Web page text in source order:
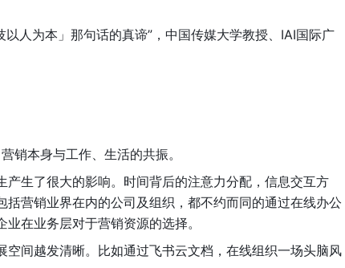
人为本」那句话的真谛”，中国传媒大学教授、IAI国际广
销本身与工作、生活的共振。
生了很大的影响。时间背后的注意力分配，信息交互方
营销业界在内的公司及组织，都不约而同的通过在线办公
在业务层对于营销资源的选择。
间越发清晰。比如通过飞书云文档，在线组织一场头脑风